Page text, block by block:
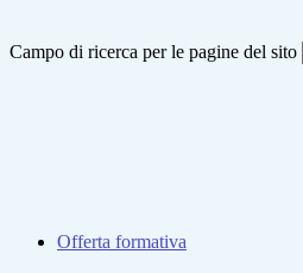
Campo di ricerca per le pagine del sito
Offerta formativa